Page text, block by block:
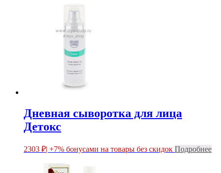
Дневная сыворотка для лица
Детокс
2303 ₽| +7% бонусами на товары без скидок Подробнее